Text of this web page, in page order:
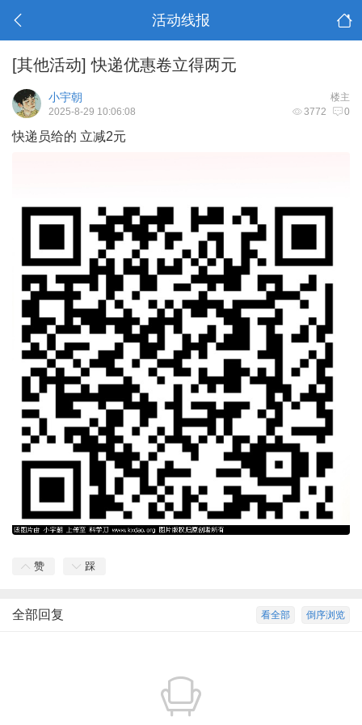
活动线报
[其他活动] 快递优惠卷立得两元
楼主
小宇朝
3772 0
2025-8-29 10:06:08
快递员给的 立减2元
赞 踩
倒序浏览
看全部
全部回复